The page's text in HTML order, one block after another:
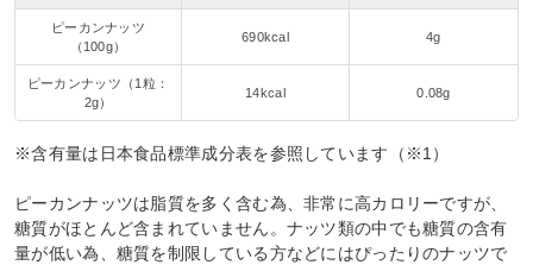
ピーカンナッツ
（100g）
690kcal 4g
ピーカンナッツ（1粒：
2g）
14kcal 0.08g
※含有量は日本食品標準成分表を参照しています（※1）
ピーカンナッツは脂質を多く含む為、非常に高カロリーですが、
糖質がほとんど含まれていません。ナッツ類の中でも糖質の含有
量が低い為、糖質を制限している方などにはぴったりのナッツで